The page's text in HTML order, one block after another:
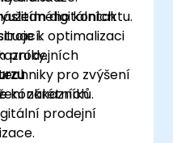
kontaktu.
k optimalizaci
pro zvýšení
zákazníků.
digitálních
prodejních
konkrétních
prodejní